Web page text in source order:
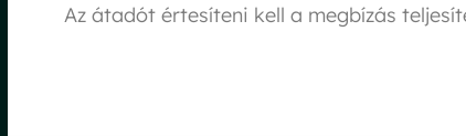
Az átadót értesíteni kell a megbízás